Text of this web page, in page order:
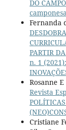
DO
Fernanda
PARTIR
n. 1
Rosanne E
Revista
Cristiane